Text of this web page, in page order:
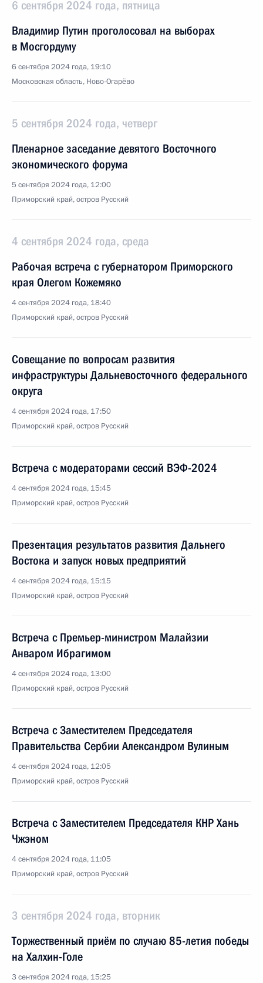
6 сентября 2024 года, пятница
Владимир Путин проголосовал на выборах
в Мосгордуму
6 сентября 2024 года, 19:10
Московская область, Ново-Огарёво
5 сентября 2024 года, четверг
Пленарное заседание девятого Восточного
экономического форума
5 сентября 2024 года, 12:00
Приморский край, остров Русский
4 сентября 2024 года, среда
Рабочая встреча с губернатором Приморского
края Олегом Кожемяко
4 сентября 2024 года, 18:40
Приморский край, остров Русский
Совещание по вопросам развития
инфраструктуры Дальневосточного федерального
округа
4 сентября 2024 года, 17:50
Приморский край, остров Русский
Встреча с модераторами сессий ВЭФ-2024
4 сентября 2024 года, 15:45
Приморский край, остров Русский
Презентация результатов развития Дальнего
Востока и запуск новых предприятий
4 сентября 2024 года, 15:15
Приморский край, остров Русский
Встреча с Премьер-министром Малайзии
Анваром Ибрагимом
4 сентября 2024 года, 13:00
Приморский край, остров Русский
Встреча с Заместителем Председателя
Правительства Сербии Александром Вулиным
4 сентября 2024 года, 12:05
Приморский край, остров Русский
Встреча с Заместителем Председателя КНР Хань
Чжэном
4 сентября 2024 года, 11:05
Приморский край, остров Русский
3 сентября 2024 года, вторник
Торжественный приём по случаю 85-летия победы
на Халхин-Голе
3 сентября 2024 года, 15:25